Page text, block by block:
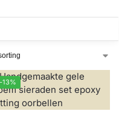
-13%